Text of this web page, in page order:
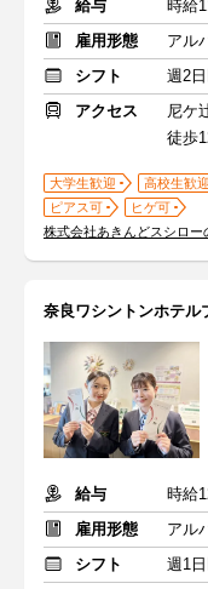
給与
時給
雇用形態
アル
シフト
週2
アクセス
尼ケ
徒歩
大学生歓迎 高校生歓迎
ピアス可
ヒゲ可
株式会社あきんどスシロー
奈良ワシントンホテル
給与
雇用形態
アル
シフト
週1